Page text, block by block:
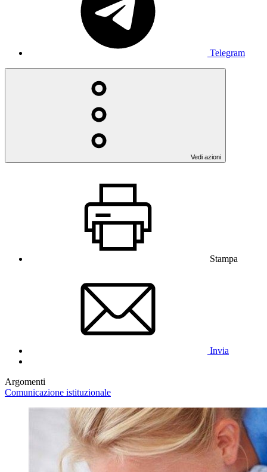
Telegram
Vedi azioni
Stampa
Invia
Argomenti
Comunicazione istituzionale